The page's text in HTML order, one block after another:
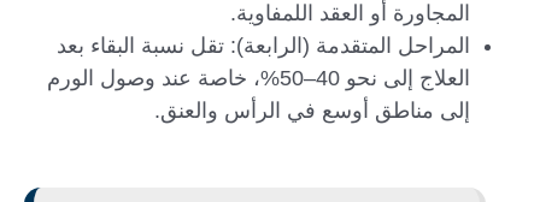
المجاورة أو العقد اللمفاوية.
المراحل المتقدمة (الرابعة): تقل نسبة البقاء بعد
العلاج إلى نحو 40–50%، خاصة عند وصول الورم
إلى مناطق أوسع في الرأس والعنق.